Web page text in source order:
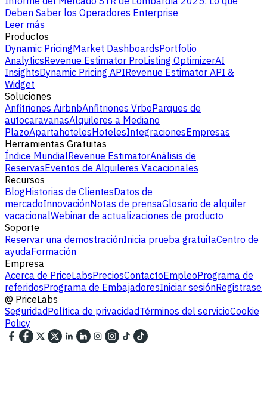
Deben Saber los Operadores Enterprise
Leer más
Productos
Dynamic PricingMarket DashboardsPortfolio
AnalyticsRevenue Estimator ProListing OptimizerAI
InsightsDynamic Pricing APIRevenue Estimator API &
Widget
Soluciones
Anfitriones AirbnbAnfitriones VrboParques de
autocaravanasAlquileres a Mediano
PlazoApartahotelesHotelesIntegracionesEmpresas
Herramientas Gratuitas
Índice MundialRevenue EstimatorAnálisis de
ReservasEventos de Alquileres Vacacionales
Recursos
BlogHistorias de ClientesDatos de
mercadoInnovaciónNotas de prensaGlosario de alquiler
vacacionalWebinar de actualizaciones de producto
Soporte
Reservar una demostraciónInicia prueba gratuitaCentro de
ayudaFormación
Empresa
Acerca de PriceLabsPreciosContactoEmpleoPrograma de
referidosPrograma de EmbajadoresIniciar sesiónRegistrase
@ PriceLabs
SeguridadPolítica de privacidadTérminos del servicioCookie
Policy